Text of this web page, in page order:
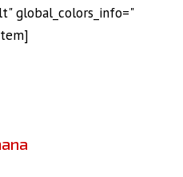
global_colors_info="